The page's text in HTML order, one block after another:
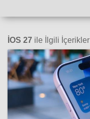
İOS 27 ile İlgili İçerikler